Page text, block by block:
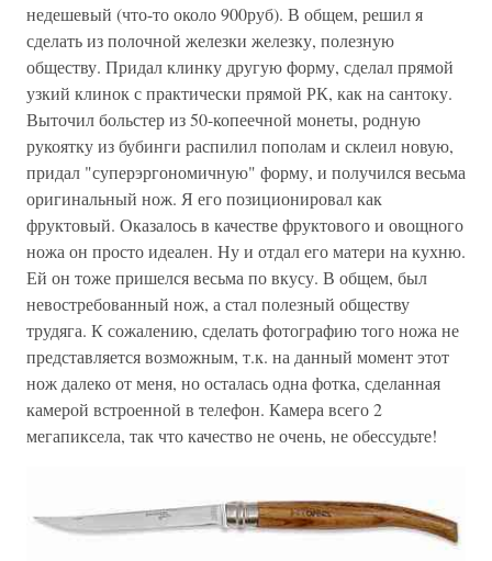
недешевый (что-то около 900руб). В общем, решил я
сделать из полочной железки железку, полезную
обществу. Придал клинку другую форму, сделал прямой
узкий клинок с практически прямой РК, как на сантоку.
Выточил больстер из 50-копеечной монеты, родную
рукоятку из бубинги распилил пополам и склеил новую,
придал "суперэргономичную" форму, и получился весьма
оригинальный нож. Я его позиционировал как
фруктовый. Оказалось в качестве фруктового и овощного
ножа он просто идеален. Ну и отдал его матери на кухню.
Ей он тоже пришелся весьма по вкусу. В общем, был
невостребованный нож, а стал полезный обществу
трудяга. К сожалению, сделать фотографию того ножа не
представляется возможным, т.к. на данный момент этот
нож далеко от меня, но осталась одна фотка, сделанная
камерой встроенной в телефон. Камера всего 2
мегапиксела, так что качество не очень, не обессудьте!